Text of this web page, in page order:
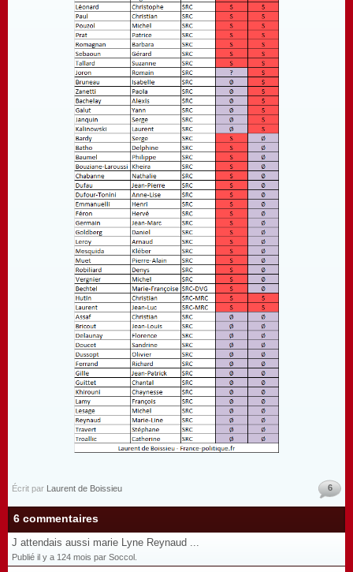
Écrit par Laurent de Boissieu 6
6 commentaires
J attendais aussi marie Lyne Reynaud ...
Publié il y a 124 mois par Soccol.